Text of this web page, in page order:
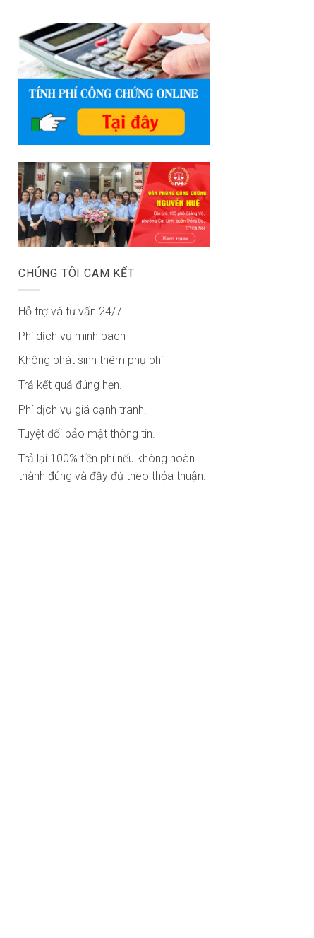
CHÚNG TÔI CAM KẾT
Hỗ trợ và tư vấn 24/7
Phí dịch vụ minh bach
Không phát sinh thêm phụ phí
Trả kết quả đúng hẹn.
Phí dịch vụ giá cạnh tranh.
Tuyệt đối bảo mật thông tin.
Trả lại 100% tiền phí nếu không hoàn
thành đúng và đầy đủ theo thỏa thuận.